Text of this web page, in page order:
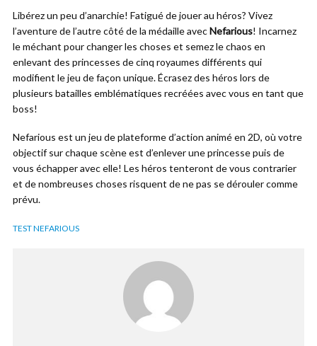
Libérez un peu d’anarchie! Fatigué de jouer au héros? Vivez
l’aventure de l’autre côté de la médaille avecNefarious! Incarnez
le méchant pour changer les choses et semez le chaos en
enlevant des princesses de cinq royaumes différents qui
modifient le jeu de façon unique. Écrasez des héros lors de
plusieurs batailles emblématiques recréées avec vous en tant que
boss!
Nefarious est un jeu de plateforme d’action animé en 2D, où votre
objectif sur chaque scène est d’enlever une princesse puis de
vous échapper avec elle! Les héros tenteront de vous contrarier
et de nombreuses choses risquent de ne pas se dérouler comme
prévu.
TEST NEFARIOUS